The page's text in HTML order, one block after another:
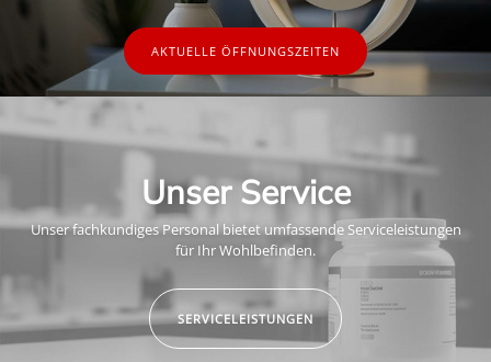
AKTUELLE ÖFFNUNGSZEITEN
Unser Service
Unser fachkundiges Personal bietet umfassende Serviceleistungen
für Ihr Wohlbefinden.
SERVICELEISTUNGEN